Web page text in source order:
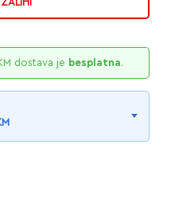
dostava je besplatna.